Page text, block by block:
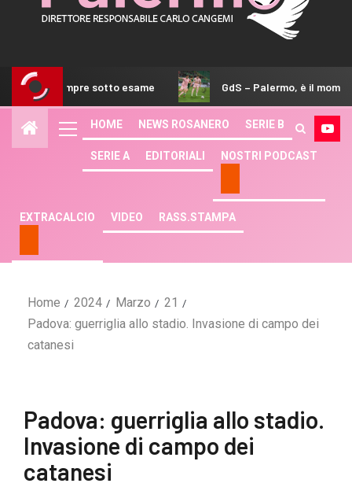
sotto esame GdS – Palermo, è il momento di scegliere
HOME NEWS ROSANERO SERIE B
SERIE A EDITORIALI NOSTRI PODCAST
EXTRACALCIO VIDEO RASS.STAMPA
Home 2024 Marzo
21
Padova: guerriglia allo stadio. Invasione di campo dei
catanesi
Padova: guerriglia allo stadio.
Invasione di campo dei
catanesi